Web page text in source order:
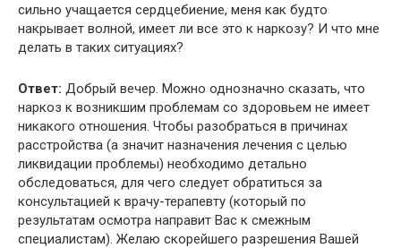
сильно учащается сердцебиение, меня как будто
накрывает волной, имеет ли все это к наркозу? И что мне
делать в таких ситуациях?
Ответ: Добрый вечер. Можно однозначно сказать, что
наркоз к возникшим проблемам со здоровьем не имеет
никакого отношения. Чтобы разобраться в причинах
расстройства (а значит назначения лечения с целью
ликвидации проблемы) необходимо детально
обследоваться, для чего следует обратиться за
консультацией к врачу-терапевту (который по
результатам осмотра направит Вас к смежным
специалистам). Желаю скорейшего разрешения Вашей